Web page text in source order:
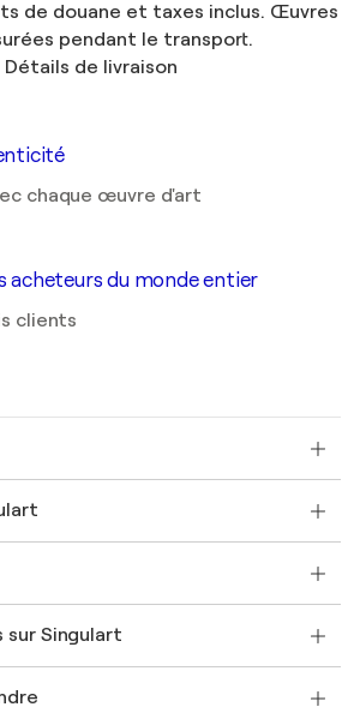
de douane et taxes inclus. Œuvres
pendant le transport.
Détails de livraison
chaque œuvre d'art
acheteurs du monde entier
clients
commercial
d'art original
qu'Artiste
Singulart